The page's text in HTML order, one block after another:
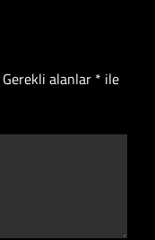
Gerekli alanlar * ile